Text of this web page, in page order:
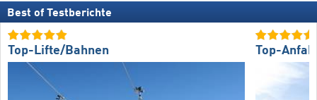
Best of Testberichte
Top-Lifte/Bahnen Top-